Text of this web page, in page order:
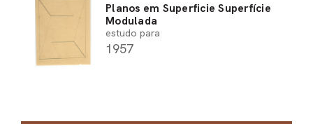
Planos em Superficie Superfície
Modulada
estudo para
1957